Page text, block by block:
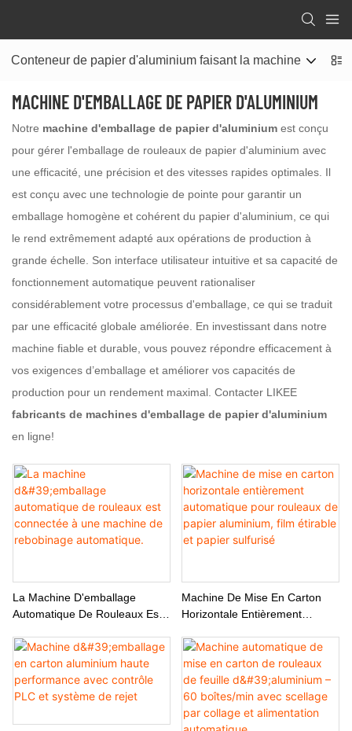
Conteneur de papier d'aluminium faisant la machine
MACHINE D'EMBALLAGE DE PAPIER D'ALUMINIUM
Notre machine d'emballage de papier d'aluminium est conçu
pour gérer l'emballage de rouleaux de papier d'aluminium avec
une efficacité, une précision et des vitesses rapides optimales. Il
est conçu avec une technologie de pointe pour garantir un
emballage homogène et cohérent du papier d'aluminium, ce qui
le rend extrêmement adapté aux opérations de production à
grande échelle. Son interface utilisateur intuitive et sa capacité de
fonctionnement automatique peuvent rationaliser
considérablement votre processus d'emballage, ce qui se traduit
par une efficacité globale améliorée. En investissant dans notre
machine fiable et durable, vous pouvez répondre efficacement à
vos exigences d’emballage et améliorer vos capacités de
production pour un rendement maximal. Contacter LIKEE
fabricants de machines d'emballage de papier d'aluminium
en ligne!
La Machine D'emballage
Automatique De Rouleaux Est
Rebobinage Automatique.
Machine De Mise En Carton
Horizontale Entièrement
Papier Aluminium, Film Étirable
Et Papier Sulfurisé